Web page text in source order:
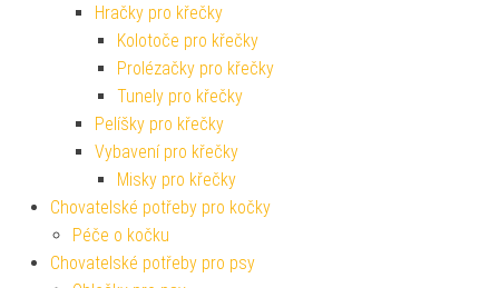
Hračky pro křečky
Kolotoče pro křečky
Prolézačky pro křečky
Tunely pro křečky
Pelíšky pro křečky
Vybavení pro křečky
Misky pro křečky
Chovatelské potřeby pro kočky
Péče o kočku
Chovatelské potřeby pro psy